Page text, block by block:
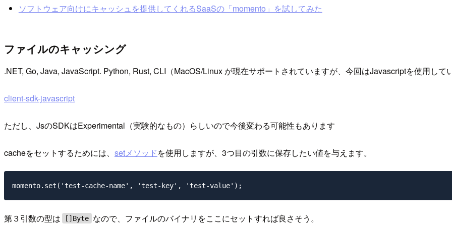
ソフトウェア向けにキャッシュを提供してくれるSaaSの「momento」を試してみた
ファイルのキャッシング
.NET, Go, Java, JavaScript. Python, Rust, CLI（MacOS/Linux が現在サポートされていますが、今回はJavascriptを使用してい
client-sdk-javascript
ただし、JsのSDKはExperimental（実験的なもの）らしいので今後変わる可能性もあります
cacheをセットするためには、 setメソッドを使用しますが、3つ目の引数に保存したい値を与えます。
第３引数の型は []Byte なので、ファイルのバイナリをここにセットすれば良さそう。